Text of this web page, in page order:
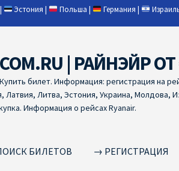
| Эстония | Польша | Германия |
| РАЙНЭЙР
билет. Информация: регистрация на
Литва, Эстония, Украина, Молдова,
Информация о рейсах Ryanair.
БИЛЕТОВ → РЕГИСТРАЦИЯ